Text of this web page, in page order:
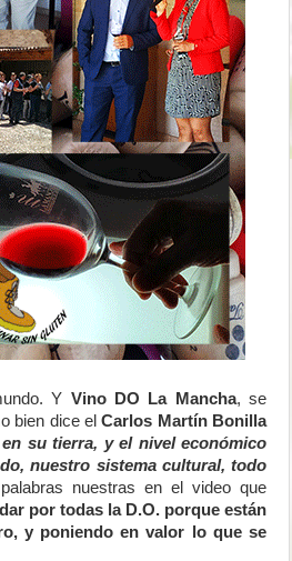
Y Vino DO La Mancha, se
bien dice elCarlos Martín Bonilla
su tierra, y el nivel económico
nuestro sistema cultural, todo
nuestras en el video que
por todas la D.O. porque están
y poniendo en valor lo que se